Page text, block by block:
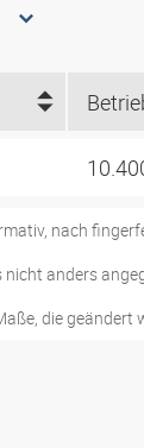
nach
anders
die geändert